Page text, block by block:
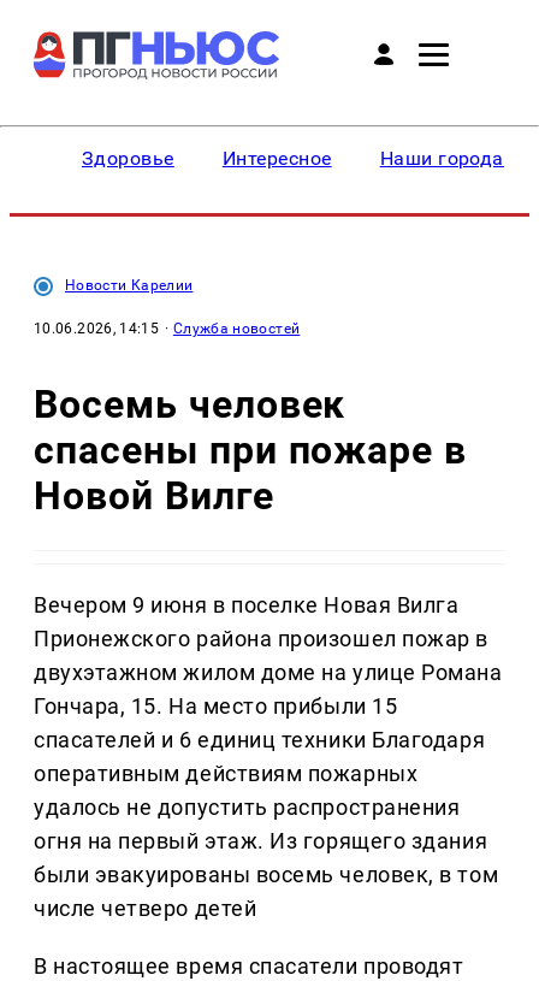
Здоровье Интересное Наши города
Новости Карелии
10.06.2026, 14:15 · Служба новостей
Восемь человек
спасены при пожаре в
Новой Вилге
Вечером 9 июня в поселке Новая Вилга
Прионежского района произошел пожар в
двухэтажном жилом доме на улице Романа
Гончара, 15. На место прибыли 15
спасателей и 6 единиц техники Благодаря
оперативным действиям пожарных
удалось не допустить распространения
огня на первый этаж. Из горящего здания
были эвакуированы восемь человек, в том
числе четверо детей
В настоящее время спасатели проводят